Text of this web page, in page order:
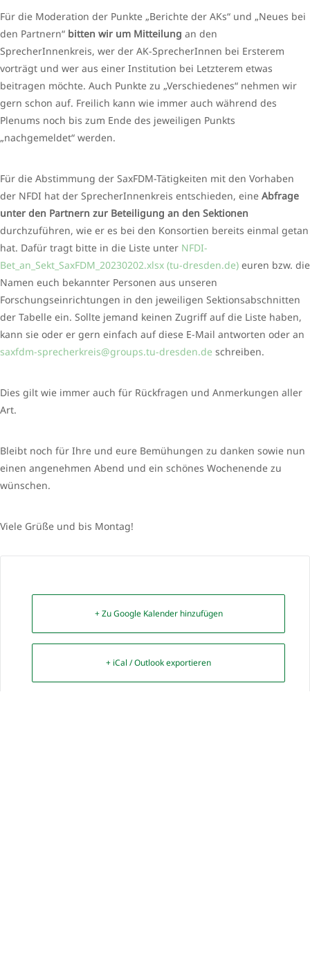
Für die Moderation der Punkte „Berichte der AKs“ und „Neues bei
den Partnern“ bitten wir um Mitteilung an den
SprecherInnenkreis, wer der AK-SprecherInnen bei Ersterem
vorträgt und wer aus einer Institution bei Letzterem etwas
beitragen möchte. Auch Punkte zu „Verschiedenes“ nehmen wir
gern schon auf. Freilich kann wie immer auch während des
Plenums noch bis zum Ende des jeweiligen Punkts
„nachgemeldet“ werden.
Für die Abstimmung der SaxFDM-Tätigkeiten mit den Vorhaben
der NFDI hat der SprecherInnenkreis entschieden, eine Abfrage
unter den Partnern zur Beteiligung an den Sektionen
durchzuführen, wie er es bei den Konsortien bereits einmal getan
hat. Dafür tragt bitte in die Liste unter NFDI-
Bet_an_Sekt_SaxFDM_20230202.xlsx (tu-dresden.de) euren bzw. die
Namen euch bekannter Personen aus unseren
Forschungseinrichtungen in den jeweiligen Sektionsabschnitten
der Tabelle ein. Sollte jemand keinen Zugriff auf die Liste haben,
kann sie oder er gern einfach auf diese E-Mail antworten oder an
saxfdm-sprecherkreis@groups.tu-dresden.de schreiben.
Dies gilt wie immer auch für Rückfragen und Anmerkungen aller
Art.
Bleibt noch für Ihre und eure Bemühungen zu danken sowie nun
einen angenehmen Abend und ein schönes Wochenende zu
wünschen.
Viele Grüße und bis Montag!
+ Zu Google Kalender hinzufügen
+ iCal / Outlook exportieren